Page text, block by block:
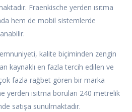
Fraenkische yerden ısıtma
hem de mobil sistemlerde
kalite biçiminden zengin
kaynaklı en fazla tercih edilen ve
fazla rağbet gören bir marka
yerden ısıtma boruları 240 metrelik
satışa sunulmaktadır.